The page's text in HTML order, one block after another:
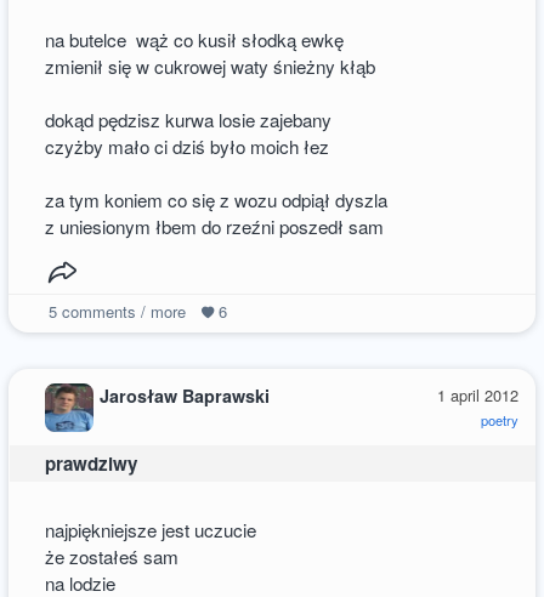
na butelce wąż co kusił słodką ewkę
zmienił się w cukrowej waty śnieżny kłąb
dokąd pędzisz kurwa losie zajebany
czyżby mało ci dziś było moich łez
za tym koniem co się z wozu odpiął dyszla
z uniesionym łbem do rzeźni poszedł sam
5comments / more 6
1 april 2012
poetry
Jarosław Baprawski
prawdziwy
najpiękniejsze jest uczucie
że zostałeś sam
na lodzie